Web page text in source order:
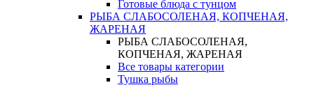
Готовые блюда с тунцом
РЫБА СЛАБОСОЛЕНАЯ, КОПЧЕНАЯ,
ЖАРЕНАЯ
РЫБА СЛАБОСОЛЕНАЯ,
КОПЧЕНАЯ, ЖАРЕНАЯ
Все товары категории
Тушка рыбы